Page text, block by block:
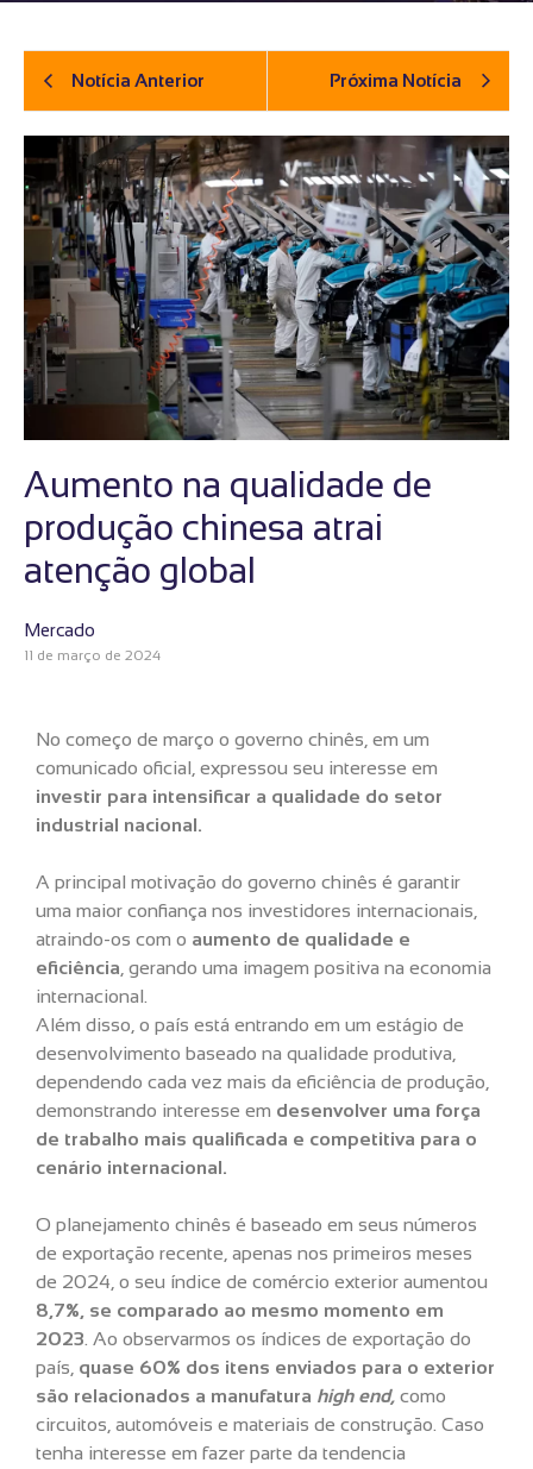
Notícia Anterior Próxima Notícia
Aumento na qualidade de
produção chinesa atrai
atenção global
Mercado
11 de março de 2024
No começo de março o governo chinês, em um
comunicado oficial, expressou seu interesse em
investir para intensificar a qualidade do setor
industrial nacional.
A principal motivação do governo chinês é garantir
uma maior confiança nos investidores internacionais,
atraindo-os com o aumento de qualidade e
eficiência , gerando uma imagem positiva na economia
internacional.
Além disso, o país está entrando em um estágio de
desenvolvimento baseado na qualidade produtiva,
dependendo cada vez mais da eficiência de produção,
demonstrando interesse em desenvolver uma força
de trabalho mais qualificada e competitiva para o
cenário internacional.
O planejamento chinês é baseado em seus números
de exportação recente, apenas nos primeiros meses
de 2024, o seu índice de comércio exterior aumentou
8,7%, se comparado ao mesmo momento em
2023 . Ao observarmos os índices de exportação do
país, quase 60% dos itens enviados para o exterior
são relacionados a manufatura high end, como
circuitos, automóveis e materiais de construção. Caso
tenha interesse em fazer parte da tendencia